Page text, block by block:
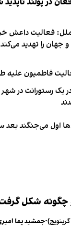
فعالیت داعش
جهان را تهدید می‌کند
فاطمیون علیه
یک رستورانت در
اول می‌جنگند بعد
چگونه شکل
•جمشید یما